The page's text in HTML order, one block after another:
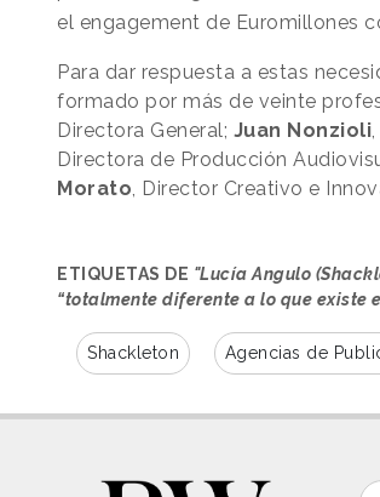
el engagement de Euromillones
Para dar respuesta a estas
formado por más de veinte
Directora General; Juan Nonzioli
Directora de Producción
Morato , Director Creativo e
ETIQUETAS DE "Lucía Angulo
“totalmente diferente a lo que existe
Shackleton Agencias de